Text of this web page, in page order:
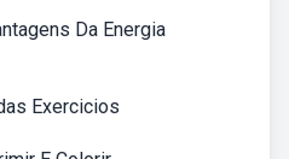
Da Energia
Exercicios